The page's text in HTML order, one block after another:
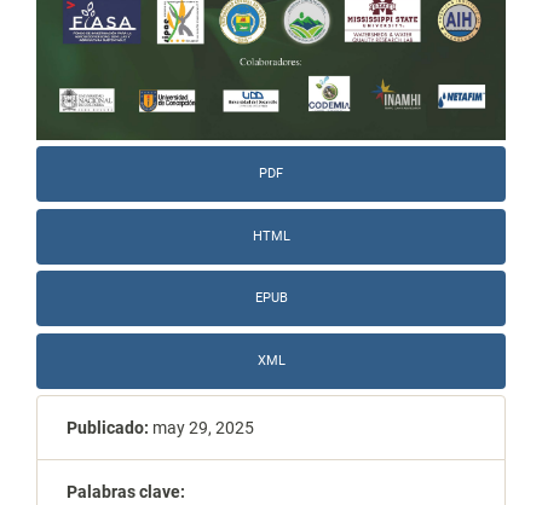
PDF
HTML
EPUB
XML
Publicado: may 29, 2025
Palabras clave: